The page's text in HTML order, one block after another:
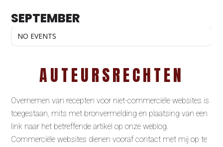
SEPTEMBER
NO EVENTS
AUTEURSRECHTEN
Overnemen van recepten voor niet-commerciële websites is
toegestaan, mits met bronvermelding en plaatsing van een
link naar het betreffende artikel op onze weblog.
Commerciële websites dienen vooraf contact met mij op te